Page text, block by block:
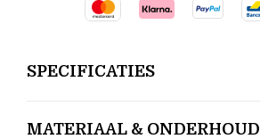
SPECIFICATIES
MATERIAAL & ONDERHOUD